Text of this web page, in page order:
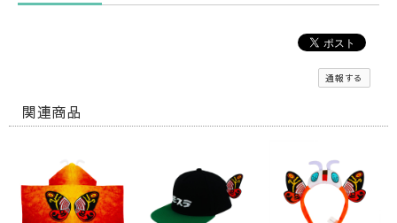
通報する
関連商品